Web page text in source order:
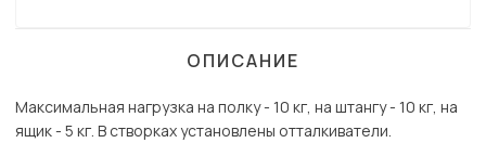
ОПИСАНИЕ
Максимальная нагрузка на полку - 10 кг, на штангу - 10 кг, на
ящик - 5 кг. В створках установлены отталкиватели.